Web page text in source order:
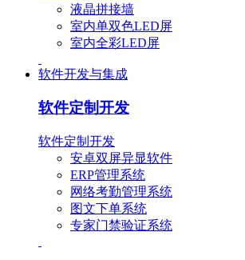
液晶拼接墙
室内单双色LED屏
室内全彩LED屏
软件开发与集成
软件定制开发
软件定制开发
安卓双屏异显软件
ERP管理系统
网络考勤管理系统
图文下单系统
专家门禁验证系统